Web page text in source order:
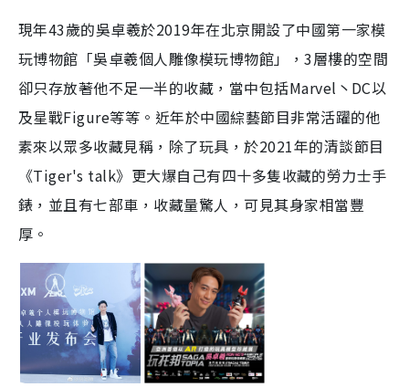
現年43歲的吳卓羲於2019年在北京開設了中國第一家模
玩博物館「吳卓羲個人雕像模玩博物館」，3層樓的空間
卻只存放著他不足一半的收藏，當中包括Marvel丶DC以
及星戰Figure等等。近年於中國綜藝節目非常活躍的他
素來以眾多收藏見稱，除了玩具，於2021年的清談節目
《Tiger's talk》更大爆自己有四十多隻收藏的勞力士手
錶，並且有七部車，收藏量驚人，可見其身家相當豐
厚。